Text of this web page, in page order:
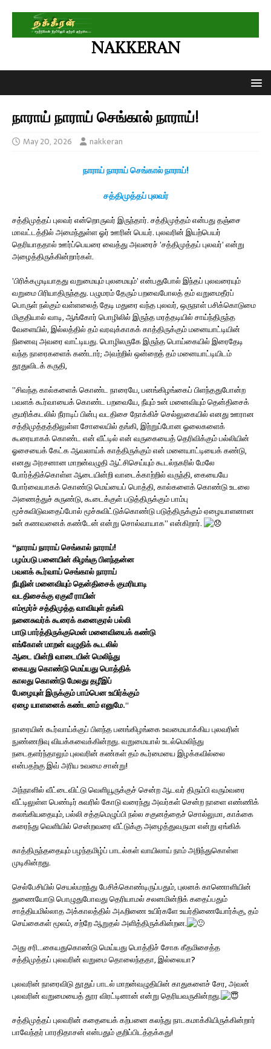
NAKKERAN
நாராய் நாராய் செங்கால் நாராய்!
May 20, 2026 nakkeran
நாராய் நாராய் செங்கால் நாராய்!
சத்திமுத்தப் புலவர்
சத்திமுத்தப் புலவர் என்றொருவர் இருந்தார். சத்திமுத்தம் என்பது தஞ்சை
மாவட்டத்தில் அமைந்துள்ள ஓர் ஊரின் பெயர். புலவரின் இயற்பெயர்
தெரியாததால் ஊர்ப்பெயரை வைத்து அவரைச் ’சத்திமுத்தப் புலவர்’ என்று
அழைத்திருக்கின்றார்கள்.
’பிரிக்கமுடியாதது வறுமையும் புலமையும்’ என்பதுபோல் இந்தப் புலவரையும்
வறுமை பிரியாதிருந்தது. பழுமரம் தேரும் பறவைபோலத் தம் வறுமைதீரப்
பொருள் நல்கும் வள்ளலைத் தேடி மதுரை வந்த புலவர், ஒருநாள் பசிக்கொடுமை
மிகுதியால் வாடி, ஆங்கோர் பொழிலில் இருந்த மரத்தடியில் சாய்ந்திருந்த
வேளையில், இல்லத்தில் தம் வரவுக்காகக் காத்திருக்கும் மனையாட்டியின்
நினைவு அவரை வாட்டியது. பொழிலருகே இருந்த பொய்கையில் இரைதேடி
வந்த நாரைகளைக் கண்டார்; அவற்றில் ஒன்றைத் தம் மனையாட்டியிடம்
தூதுவிடக் கருதி,
”சிவந்த கால்களைக் கொண்ட நாரையே, பனங்கிழங்கைப் பிளந்ததுபோன்ற
பவளக் கூர்வாயைக் கொண்ட பறவையே, நீயும் உன் மனைவியும் தென்திசைக்
குமரிக்கடலில் நீராடிப் பின்பு வடதிசை நோக்கிச் செல்லுகையில் எனது ஊரான
சத்திமுத்தத்திலுள்ள சோலையில் தங்கி, இற்றுப்போன ஓலைகளைக்
கூரையாகக் கொண்ட என் வீட்டில் என் வருகையைத் தெரிவிக்கும் பல்லியின்
ஓசையைக் கேட்க ஆவலாய்க் காத்திருக்கும் என் மனையாட்டியைக் கண்டு,
எனது அரசனான மாறன்வழுதி ஆட்சிசெய்யும் கூடல்நகரில் மேலே
போர்த்திக்கொள்ள ஆடையின்றி வாடைக்காற்றில் வருந்தி, கையையே
போர்வையாகக் கொண்டு மெய்யைப் பொத்தி, கால்களைக் கொண்டு உடலை
அணைத்துச் சுருண்டு, கூடைக்குள் படுத்திருக்கும் பாம்பு
மூச்சுவிடுவதைப்போல் மூச்சுவிட்டுக்கொண்டு படுத்திருக்கும் ஏழையாளனான
உன் கணவனைக் கண்டேன் என்று சொல்வாயாக” என்கிறார்.
“நாராய் நாராய் செங்கால் நாராய்!
பழம்படு பனையின் கிழங்கு பிளந்தன்ன
பவளக் கூர்வாய் செங்கால் நாராய்
நீயுநின் மனைவியும் தென்திசைக் குமரியாடி
வடதிசைக்கு ஏகுவீ ராயின்
எம்மூர்ச் சத்திமுத்த வாவியுள் தங்கி
நனைசுவர்க் கூரைக் கனைகுரல் பல்லி
பாடு பார்த்திருக்குமென் மனைவியைக் கண்டு
எங்கோன் மாறன் வழுதிக் கூடலில்
ஆடை யின்றி வாடையின் மெலிந்து
கையது கொண்டு மெய்யது பொத்திக்
காலது கொண்டு மேலது தழீஇப்
பேழையுள் இருக்கும் பாம்பென உயிர்க்கும்
ஏழை யாளனைக் கண்டனம் எனுமே.“
நாரையின் கூர்வாய்க்குப் பிளந்த பனங்கிழங்கை உவமையாக்கிய புலவரின்
நுண்ணறிவு வியக்கவைக்கின்றது. வறுமையால் உடல்மெலிந்து
நடைதளர்ந்தாலும் புலவரின் கண்கள் தம் கூர்மையை இழக்கவில்லை
என்பதற்கு இவ் அரிய உவமை சான்று!
அந்நாளில் வீட்டைவிட்டு வெளியூருக்குச் சென்ற ஆடவர் திரும்பி வரும்வரை
வீட்டிலுள்ள பெண்டிர் சுவரில் கோடு வரைந்து அவர்கள் சென்ற நாளை எண்ணிக்
கலங்கியதையும், பல்லி சத்தமெழுப்பி நல்ல சகுனத்தைச் சொல்லுமா, காக்கை
கரைந்து வெளியில் சென்றவரை வீட்டுக்கு அழைத்துவருமா என்று ஏங்கிக்
காத்திருந்ததையும் பழந்தமிழ்ப் பாடல்கள் வாயிலாய் நாம் அறிந்துகொள்ள
முடிகின்றது.
செல்பேசியில் செயல்மறந்து பேசிக்கொண்டிருப்பதும், புலனக் காணொளியின்
துணையோடு பொழுதுபோவது தெரியாமல் சலனமின்றிக் கதைப்பதும்
சாத்தியமில்லாத அக்காலத்தில் அஃறிணை உயிர்களே உயர்திணையோர்க்கு, தம்
செய்கைகள் மூலம், சற்றே ஆறுதல் அளித்திருக்கின்றன.
அது சரி…கையதுகொண்டு மெய்யது பொத்திச் சோக கீதமிசைத்த
சத்திமுத்தப் புலவரின் வறுமை தொலைந்ததா, இல்லையா?
புலவரின் நாரைவிடு தூதுப் பாடல் மாறன்வழுதியின் காதுகளைச் சேர, அவன்
புலவரின் வறுமையைத் தூர விரட்டினான் என்று தெரியவருகின்றது.
சத்திமுத்தப் புலவரின் கதையைக் கற்பனை கலந்து நாடகமாக்கியிருக்கின்றார்
பாவேந்தர் பாரதிதாசன் என்பதும் குறிப்பிடத்தக்கது!